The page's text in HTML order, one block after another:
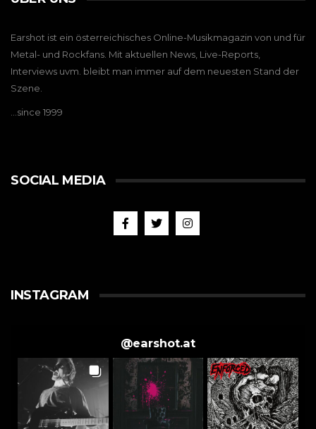
Earshot ist ein österreichisches Online-Musikmagazin von und für
Metal- und Rockfans. Mit aktuellen News, Live-Reports,
Interviews uvm. bleibt man immer auf dem neuesten Stand der
Szene.
…since 1999
SOCIAL MEDIA
INSTAGRAM
@earshot.at